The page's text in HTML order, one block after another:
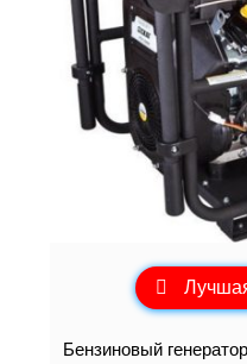
Бензиновый